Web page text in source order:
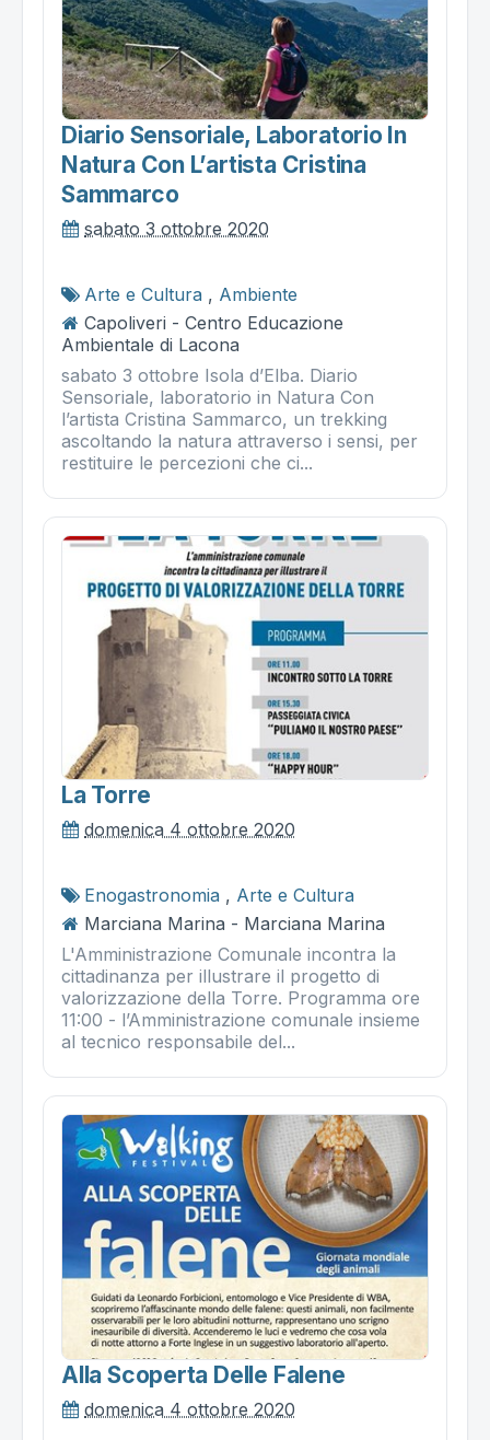
Diario Sensoriale, Laboratorio In
Natura Con L’artista Cristina
Sammarco
sabato 3 ottobre 2020
Arte e Cultura , Ambiente
Capoliveri - Centro Educazione
Ambientale di Lacona
sabato 3 ottobre Isola d’Elba. Diario
Sensoriale, laboratorio in Natura Con
l’artista Cristina Sammarco, un trekking
ascoltando la natura attraverso i sensi, per
restituire le percezioni che ci...
La Torre
domenica 4 ottobre 2020
Enogastronomia , Arte e Cultura
Marciana Marina - Marciana Marina
L'Amministrazione Comunale incontra la
cittadinanza per illustrare il progetto di
valorizzazione della Torre. Programma ore
11:00 - l’Amministrazione comunale insieme
al tecnico responsabile del...
Alla Scoperta Delle Falene
domenica 4 ottobre 2020